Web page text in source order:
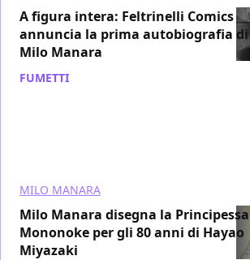
A figura intera: Feltrinelli Comics
annuncia la prima autobiografia di
Milo Manara
FUMETTI
MILO MANARA
Milo Manara disegna la Principessa
Mononoke per gli 80 anni di Hayao
Miyazaki